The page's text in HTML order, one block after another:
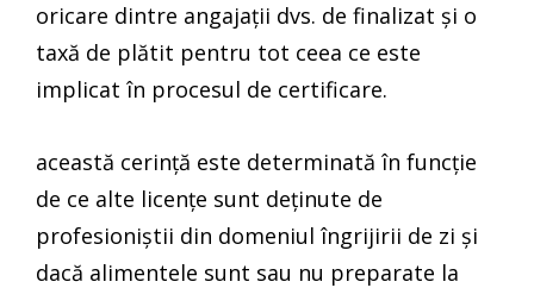
oricare dintre angajații dvs. de finalizat și o
taxă de plătit pentru tot ceea ce este
implicat în procesul de certificare.
această cerință este determinată în funcție
de ce alte licențe sunt deținute de
profesioniștii din domeniul îngrijirii de zi și
dacă alimentele sunt sau nu preparate la